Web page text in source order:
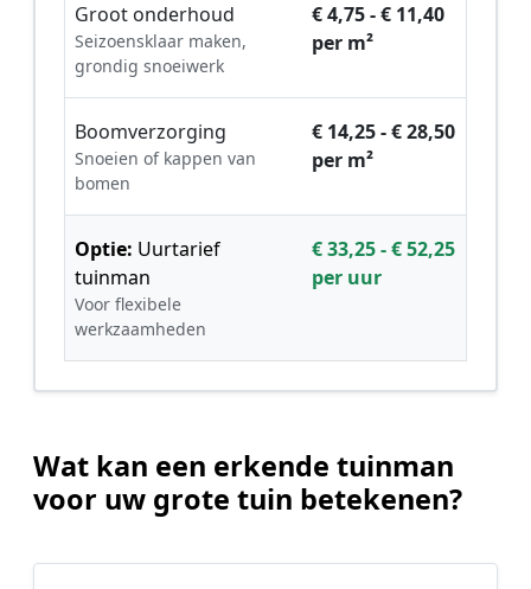
Groot onderhoud
Seizoensklaar maken,
grondig snoeiwerk
€ 4,75 - € 11,40
per m²
Boomverzorging
Snoeien of kappen van
bomen
€ 14,25 - € 28,50
per m²
Optie: Uurtarief
tuinman
Voor flexibele
werkzaamheden
€ 33,25 - € 52,25
per uur
Wat kan een erkende tuinman
voor uw grote tuin betekenen?